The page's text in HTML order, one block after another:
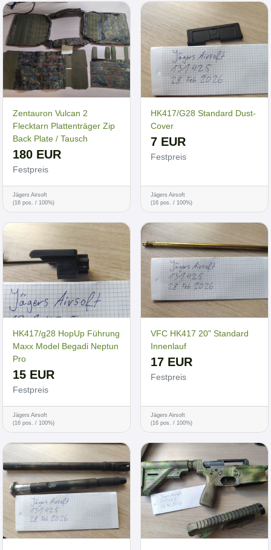
Zentauron Vulcan 2
Flecktarn Plattenträger Zip
Back Plate / Tausch
180 EUR
Festpreis
Jägers Airsoft
(16 pos. / 100%)
HK417/G28 Standard Dust-
Cover
7 EUR
Festpreis
Jägers Airsoft
(16 pos. / 100%)
HK417/g28 HopUp Führung
Maxx Model Begadi Neptun
Pro
15 EUR
Festpreis
Jägers Airsoft
(16 pos. / 100%)
VFC HK417 20" Standard
Innenlauf
17 EUR
Festpreis
Jägers Airsoft
(16 pos. / 100%)